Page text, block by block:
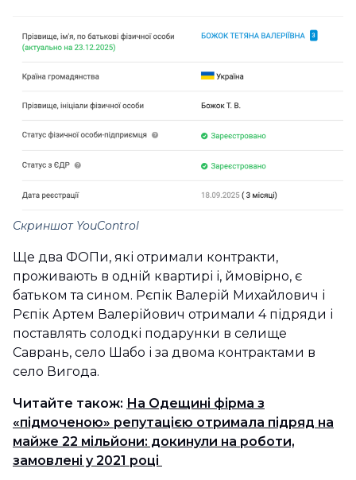
Скриншот YouControl
Ще два ФОПи, які отримали контракти,
проживають в одній квартирі і, ймовірно, є
батьком та сином. Рєпік Валерій Михайлович і
Рєпік Артем Валерійович отримали 4 підряди і
поставлять солодкі подарунки в селище
Саврань, село Шабо і за двома контрактами в
село Вигода.
Читайте також: На Одещині фірма з
«підмоченою» репутацією отримала підряд на
майже 22 мільйони: докинули на роботи,
замовлені у 2021 році